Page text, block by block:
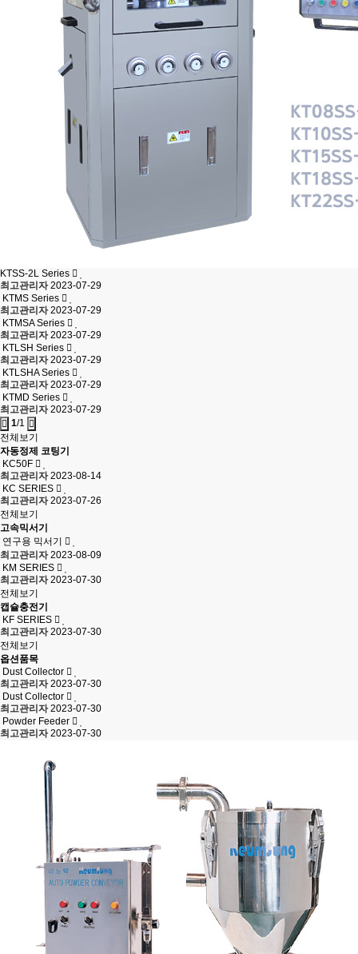
KTSS-2L Series
최고관리자 2023-07-29
KTMS Series
최고관리자 2023-07-29
KTMSA Series
최고관리자 2023-07-29
KTLSH Series
최고관리자 2023-07-29
KTLSHA Series
최고관리자 2023-07-29
KTMD Series
최고관리자 2023-07-29
1/1
전체보기
자동정제 코팅기
KC50F
최고관리자 2023-08-14
KC SERIES
최고관리자 2023-07-26
전체보기
고속믹서기
연구용 믹서기
최고관리자 2023-08-09
KM SERIES
최고관리자 2023-07-30
전체보기
캡슐충전기
KF SERIES
최고관리자 2023-07-30
전체보기
옵션품목
Dust Collector
최고관리자 2023-07-30
Dust Collector
최고관리자 2023-07-30
Powder Feeder
최고관리자 2023-07-30